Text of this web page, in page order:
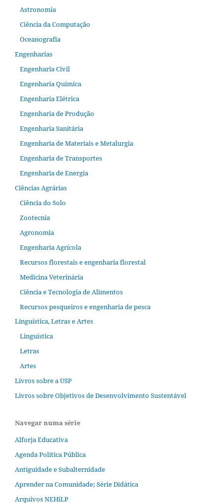
Astronomia
Ciência da Computação
Oceanografia
Engenharias
Engenharia Civil
Engenharia Química
Engenharia Elétrica
Engenharia de Produção
Engenharia Sanitária
Engenharia de Materiais e Metalurgia
Engenharia de Transportes
Engenharia de Energia
Ciências Agrárias
Ciência do Solo
Zootecnia
Agronomia
Engenharia Agrícola
Recursos florestais e engenharia florestal
Medicina Veterinária
Ciência e Tecnologia de Alimentos
Recursos pesqueiros e engenharia de pesca
Linguística, Letras e Artes
Linguística
Letras
Artes
Livros sobre a USP
Livros sobre Objetivos de Desenvolvimento Sustentável
Navegar numa série
Alforja Educativa
Agenda Política Pública
Antiguidade e Subalternidade
Aprender na Comunidade; Série Didática
Arquivos NEHiLP